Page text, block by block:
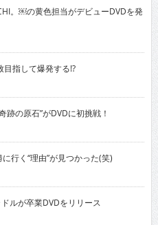
。￼の黄色担当がデビューDVDを発
指して爆発する!?
の原石”がDVDに初挑戦！
行く“理由”が見つかった(笑)
ルが卒業DVDをリリース